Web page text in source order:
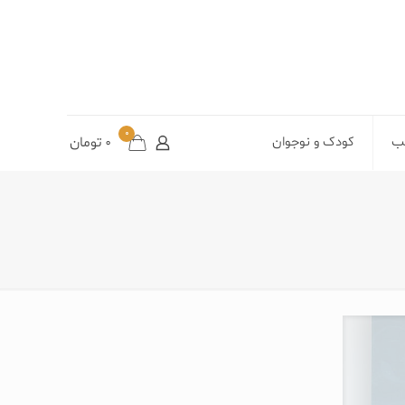
کودک و نوجوان 0
0 تومان